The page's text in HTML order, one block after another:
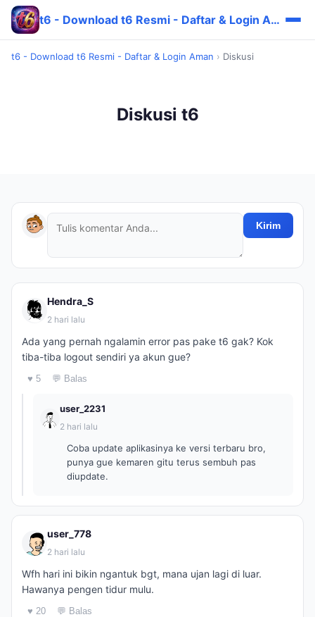
t6 - Download t6 Resmi - Daftar & Login Aman
t6 - Download t6 Resmi - Daftar & Login Aman › Diskusi
Diskusi t6
Kirim
Hendra_S
2 hari lalu
Ada yang pernah ngalamin error pas pake t6 gak? Kok
tiba-tiba logout sendiri ya akun gue?
♥ 5 💬 Balas
user_2231
2 hari lalu
Coba update aplikasinya ke versi terbaru bro,
punya gue kemaren gitu terus sembuh pas
diupdate.
user_778
2 hari lalu
Wfh hari ini bikin ngantuk bgt, mana ujan lagi di luar.
Hawanya pengen tidur mulu.
♥ 20 💬 Balas